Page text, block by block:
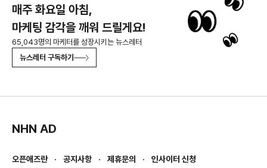
매주 화요일 아침,
마케팅 감각을 깨워 드릴게요!
65,043명의 마케터를 성장시키는 뉴스레터
뉴스레터 구독하기
NHN AD
오픈애즈란 공지사항 제휴문의
인사이터 신청